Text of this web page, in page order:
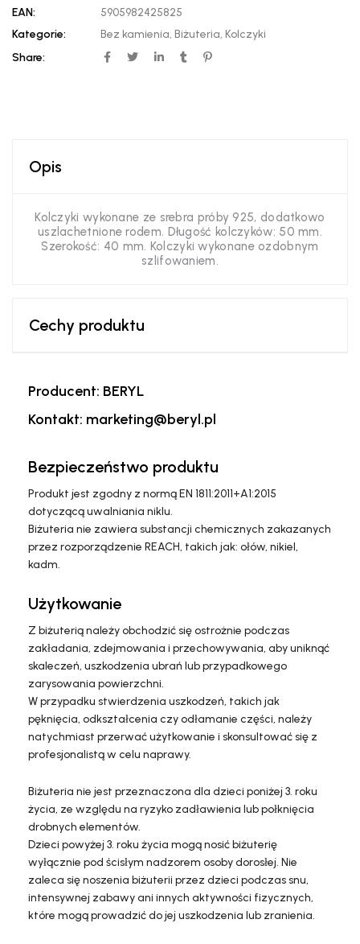
EAN:
5905982425825
Kategorie:
Bez kamienia, Biżuteria, Kolczyki
Share:
Opis
Kolczyki wykonane ze srebra próby 925, dodatkowo
uszlachetnione rodem. Długość kolczyków: 50 mm.
Szerokość: 40 mm. Kolczyki wykonane ozdobnym
szlifowaniem.
Cechy produktu
Producent: BERYL
Kontakt: marketing@beryl.pl
Bezpieczeństwo produktu
Produkt jest zgodny z normą EN 1811:2011+A1:2015
dotyczącą uwalniania niklu.
Biżuteria nie zawiera substancji chemicznych zakazanych
przez rozporządzenie REACH, takich jak: ołów, nikiel,
kadm.
Użytkowanie
Z biżuterią należy obchodzić się ostrożnie podczas
zakładania, zdejmowania i przechowywania, aby uniknąć
skaleczeń, uszkodzenia ubrań lub przypadkowego
zarysowania powierzchni.
W przypadku stwierdzenia uszkodzeń, takich jak
pęknięcia, odkształcenia czy odłamanie części, należy
natychmiast przerwać użytkowanie i skonsultować się z
profesjonalistą w celu naprawy.
Biżuteria nie jest przeznaczona dla dzieci poniżej 3. roku
życia, ze względu na ryzyko zadławienia lub połknięcia
drobnych elementów.
Dzieci powyżej 3. roku życia mogą nosić biżuterię
wyłącznie pod ścisłym nadzorem osoby dorosłej. Nie
zaleca się noszenia biżuterii przez dzieci podczas snu,
intensywnej zabawy ani innych aktywności fizycznych,
które mogą prowadzić do jej uszkodzenia lub zranienia.